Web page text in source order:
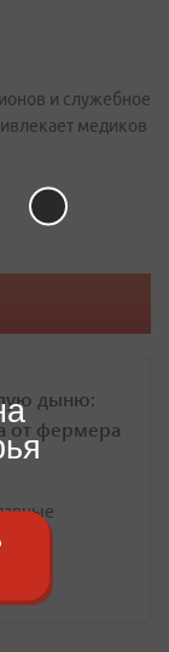
и служебное
медиков
дыню:
от фермера